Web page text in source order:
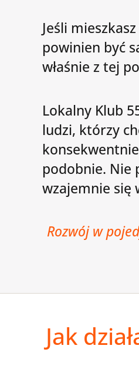
Jeśli
powinien być
właśnie z tej
Lokalny Klub
ludzi, którzy
podobnie. Nie
wzajemnie się
Rozwój w
Jak